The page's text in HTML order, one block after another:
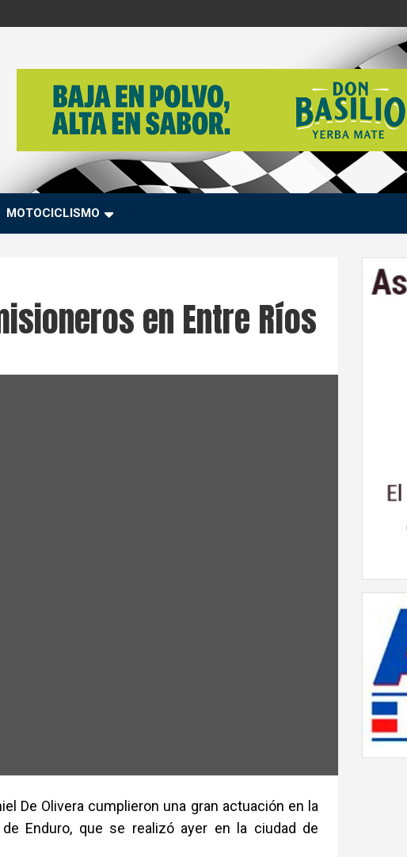
MOTOCICLISMO
en Entre Ríos
De Olivera cumplieron una gran actuación en la
Enduro, que se realizó ayer en la ciudad de